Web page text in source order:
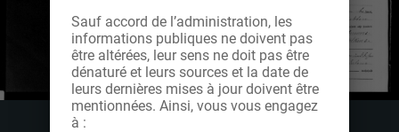
Sauf accord de l’administration, les
informations publiques ne doivent pas
être altérées, leur sens ne doit pas être
dénaturé et leurs sources et la date de
leurs dernières mises à jour doivent être
mentionnées. Ainsi, vous vous engagez
à :